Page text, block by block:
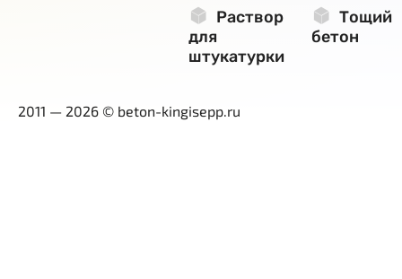
Раствор
для
штукатурки
Тощий
бетон
2011 — 2026 © beton-kingisepp.ru